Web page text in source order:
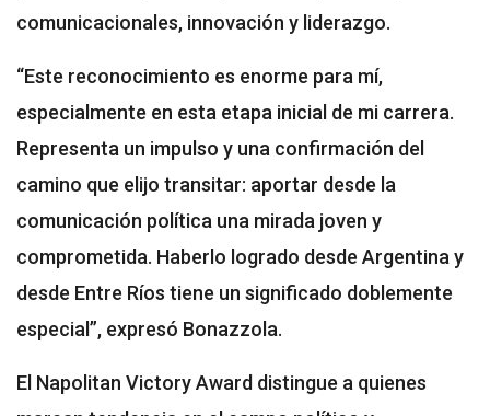
comunicacionales, innovación y liderazgo.
“Este reconocimiento es enorme para mí,
especialmente en esta etapa inicial de mi carrera.
Representa un impulso y una confirmación del
camino que elijo transitar: aportar desde la
comunicación política una mirada joven y
comprometida. Haberlo logrado desde Argentina y
desde Entre Ríos tiene un significado doblemente
especial”, expresó Bonazzola.
El Napolitan Victory Award distingue a quienes